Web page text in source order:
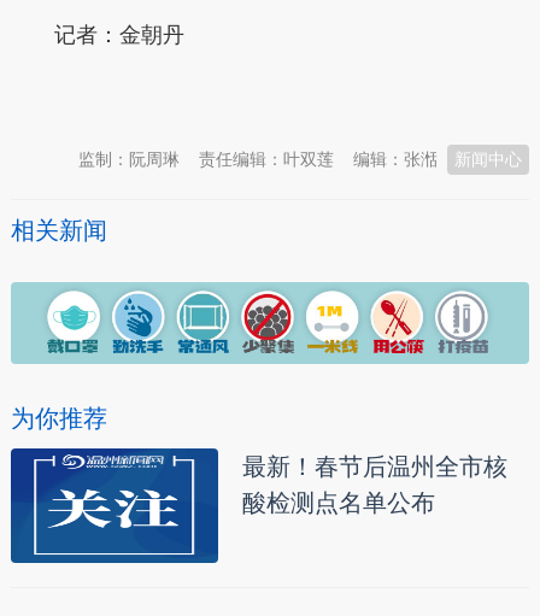
记者： 金朝丹
新闻中心
编辑：张湉
责任编辑：叶双莲
监制：阮周琳
相关新闻
为你推荐
最新！春节后温州全市核
酸检测点名单公布